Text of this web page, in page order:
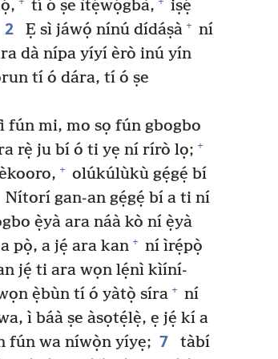
tí ó ṣe ìtẹ́wọ́gbà,
iṣẹ́
2 Ẹ sì jáwọ́ nínú dídáṣà + ní
dà nípa yíyí èrò inú yín
tí ó dára, tí ó ṣe
mi, mo sọ fún gbogbo
rẹ̀ ju bí ó ti yẹ ní rírò lọ; +
+ olúkúlùkù gẹ́gẹ́ bí
Nítorí gan-an gẹ́gẹ́ bí a ti ní
ẹ̀yà ara náà kò ní ẹ̀yà
pọ̀, a jẹ́ ara kan + ní ìrẹ́pọ̀
jẹ́ ti ara wọn lẹ́nì kìíní-
ẹ̀bùn tí ó yàtọ̀ síra + ní
ì báà ṣe àsọtẹ́lẹ̀, ẹ jẹ́ kí a
fún wa níwọ̀n yíyẹ; 7
tàbí